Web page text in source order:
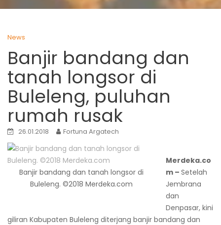
News
Banjir bandang dan
tanah longsor di
Buleleng, puluhan
rumah rusak
26.01.2018 Fortuna Argatech
Banjir bandang dan tanah longsor di
Buleleng. ©2018 Merdeka.com
Merdeka.co
m – Setelah
Jembrana
dan
Denpasar, kini
giliran Kabupaten Buleleng diterjang banjir bandang dan